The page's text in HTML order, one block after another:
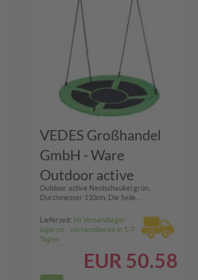
VEDES Großhandel
GmbH - Ware
Outdoor active
Nestschaukel grün, #
110 cm
Outdoor active Nestschaukel grün,
Durchmesser 110cm. Die Seile...
Lieferzeit: Im Versandlager
lagernd - versandbereit in 5-7
Tagen
EUR 50.58